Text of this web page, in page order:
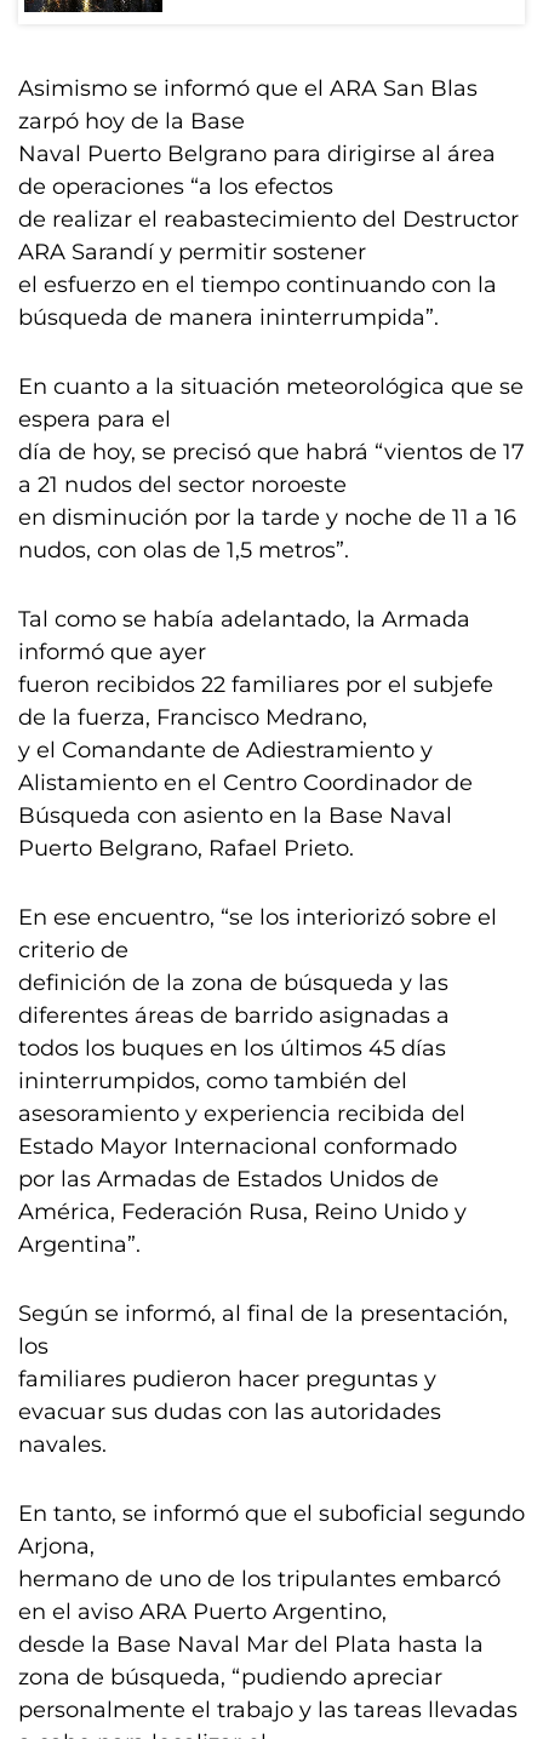
Asimismo se informó que el ARA San Blas
zarpó hoy de la Base
Naval Puerto Belgrano para dirigirse al área
de operaciones “a los efectos
de realizar el reabastecimiento del Destructor
ARA Sarandí y permitir sostener
el esfuerzo en el tiempo continuando con la
búsqueda de manera ininterrumpida”.
En cuanto a la situación meteorológica que se
espera para el
día de hoy, se precisó que habrá “vientos de 17
a 21 nudos del sector noroeste
en disminución por la tarde y noche de 11 a 16
nudos, con olas de 1,5 metros”.
Tal como se había adelantado, la Armada
informó que ayer
fueron recibidos 22 familiares por el subjefe
de la fuerza, Francisco Medrano,
y el Comandante de Adiestramiento y
Alistamiento en el Centro Coordinador de
Búsqueda con asiento en la Base Naval
Puerto Belgrano, Rafael Prieto.
En ese encuentro, “se los interiorizó sobre el
criterio de
definición de la zona de búsqueda y las
diferentes áreas de barrido asignadas a
todos los buques en los últimos 45 días
ininterrumpidos, como también del
asesoramiento y experiencia recibida del
Estado Mayor Internacional conformado
por las Armadas de Estados Unidos de
América, Federación Rusa, Reino Unido y
Argentina”.
Según se informó, al final de la presentación,
los
familiares pudieron hacer preguntas y
evacuar sus dudas con las autoridades
navales.
En tanto, se informó que el suboficial segundo
Arjona,
hermano de uno de los tripulantes embarcó
en el aviso ARA Puerto Argentino,
desde la Base Naval Mar del Plata hasta la
zona de búsqueda, “pudiendo apreciar
personalmente el trabajo y las tareas llevadas